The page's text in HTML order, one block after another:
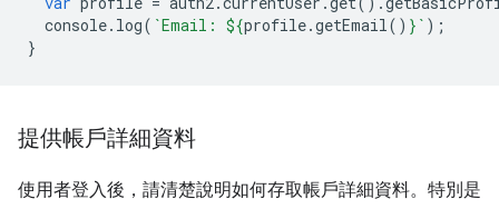
console. log( `Email: ${profile.getEmail() } ` );
}
提供帳戶詳細資料
使用者登入後，請清楚說明如何存取帳戶詳細資料。特別是